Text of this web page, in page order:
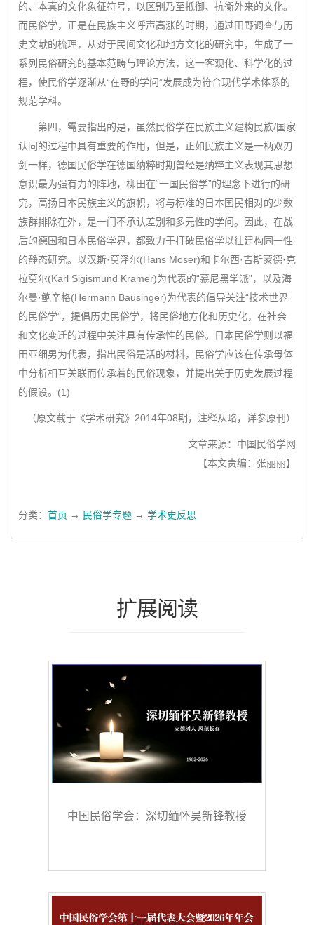
的、本真的文化象征符号，以区别乃至抵御、抗衡外来的文化。
而民俗学，正是在民族主义呼声高涨的时期，通过田野调查与历
史文献的梳理，从对于民间文化和地方文化的研究中，生成了一
系列民俗研究的基本范畴与理论方法，这一客观化、科学化的过
程，使民俗学逐渐从“在野的学问”发展成为符合现代学术体系的
规范学科。
第四，需要指出的是，虽然民俗学在民族主义建构民族/国家
认同的过程中具有重要的作用，但是，正如民族主义是一柄双刃
剑一样，德国民俗学在德国纳粹时期曾经是纳粹主义表现其思想
意识最为强有力的阵地，柳田在“一国民俗学”的理念下进行的研
究，高扬日本民族主义的旗帜，将与标准的日本国民相对的少数
族群排除在外，是一门不承认差别和多元性的学问。因此，在战
后的德国和日本民俗学界，都致力于打破民俗学以往建构同一性
的静态研究。以汉斯·莫泽尔(Hans Moser)和卡尔西·吉斯蒙德·克
拉莫尔(Karl Sigismund Kramer)为代表的“慕尼黑学派”，以及海
尔曼·鲍辛格(Hermann Bausinger)为代表的倡导关注“技术世界
的民俗学”，提倡历史民俗学，将民俗地方化和历史化，在社会
和文化变迁的过程中关注具有传承性的民俗。日本民俗学则以福
田亚细男为代表，指出民俗是活的材料，民俗学应该在传承母体
中分析相互关联而传承着的民俗现象，并提出关于历史发展过程
的假设。(1)
（原文载于《学术研究》2014年08期，注释从略，详参原刊）
文章来源：中国民俗学网
【本文责编：张丽丽】
分类： 首页 → 民俗学专题 → 学术史反思
扩展阅读
中国民俗学会：深切缅怀吴新锋教授